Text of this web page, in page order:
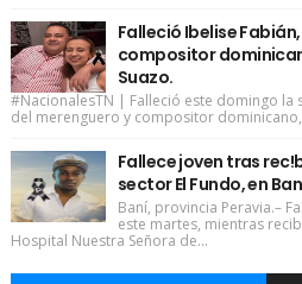
Falleció Ibelise
compositor
Suazo.
#NacionalesTN | Falleció este domingo la
del merenguero y compositor dominicano,
Fallece joven tras
sector El Fundo, en
Baní, provincia Peravia.–
este martes, mientras
Hospital Nuestra Señora de...